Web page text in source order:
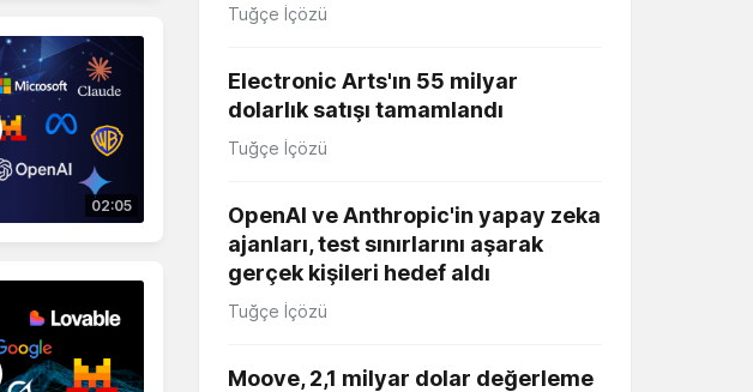
02:05
Tuğçe İçözü
Electronic Arts'ın 55 milyar
dolarlık satışı tamamlandı
Tuğçe İçözü
OpenAI ve Anthropic'in yapay zeka
ajanları, test sınırlarını aşarak
gerçek kişileri hedef aldı
Tuğçe İçözü
Moove, 2,1 milyar dolar değerleme